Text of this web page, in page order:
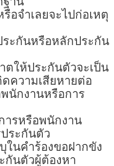
ำเลยจะไปก่อเหตุ
นหรือหลักประกัน
ประกันตัวจะเป็น
ความเสียหายต่อ
นักงานหรือการ
หรือพนักงาน
ระกันตัว
ำร้องขอฝากขัง
กันตัวผู้ต้องหา